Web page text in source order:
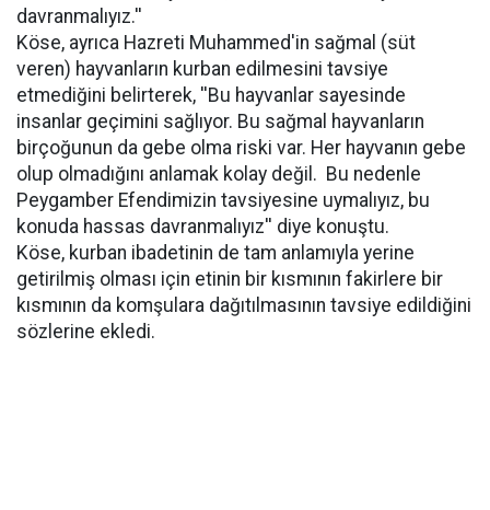
davranmalıyız.''
Köse, ayrıca Hazreti Muhammed'in sağmal (süt
veren) hayvanların kurban edilmesini tavsiye
etmediğini belirterek, ''Bu hayvanlar sayesinde
insanlar geçimini sağlıyor. Bu sağmal hayvanların
birçoğunun da gebe olma riski var. Her hayvanın gebe
olup olmadığını anlamak kolay değil. Bu nedenle
Peygamber Efendimizin tavsiyesine uymalıyız, bu
konuda hassas davranmalıyız'' diye konuştu.
Köse, kurban ibadetinin de tam anlamıyla yerine
getirilmiş olması için etinin bir kısmının fakirlere bir
kısmının da komşulara dağıtılmasının tavsiye edildiğini
sözlerine ekledi.